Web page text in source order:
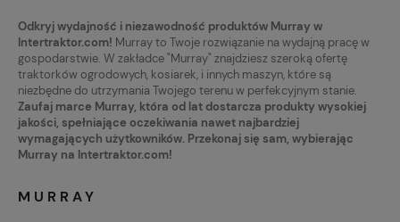
Odkryj wydajność i niezawodność produktów Murray w
Intertraktor.com! Murray to Twoje rozwiązanie na wydajną pracę w
gospodarstwie. W zakładce "Murray" znajdziesz szeroką ofertę
traktorków ogrodowych, kosiarek, i innych maszyn, które są
niezbędne do utrzymania Twojego terenu w perfekcyjnym stanie.
Zaufaj marce Murray, która od lat dostarcza produkty wysokiej
jakości, spełniające oczekiwania nawet najbardziej
wymagających użytkowników. Przekonaj się sam, wybierając
Murray na Intertraktor.com!
MURRAY